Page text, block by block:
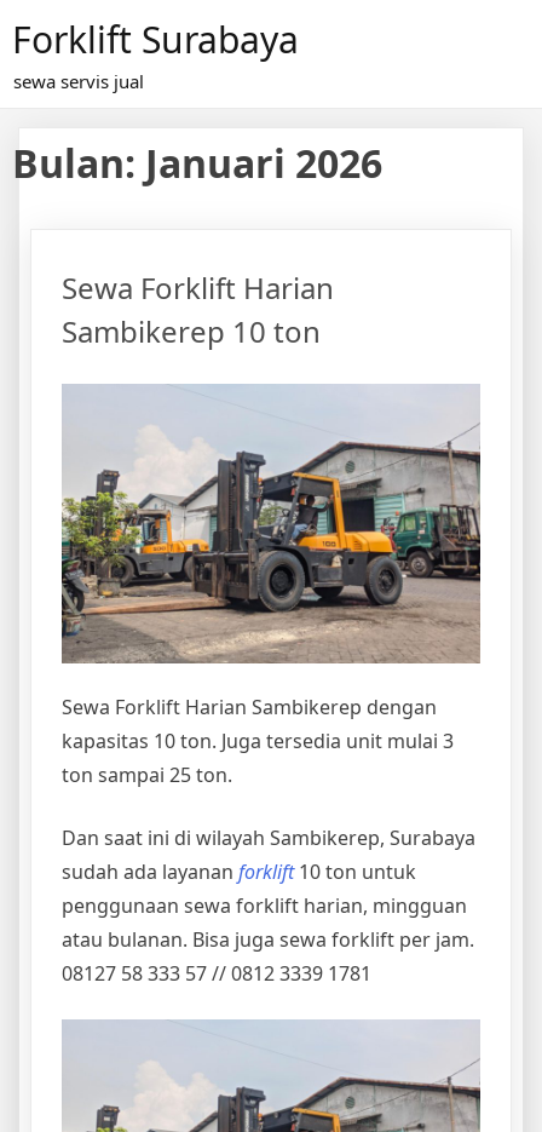
Forklift Surabaya
sewa servis jual
Bulan: Januari 2026
Sewa Forklift Harian
Sambikerep 10 ton
Sewa Forklift Harian Sambikerep dengan
kapasitas 10 ton. Juga tersedia unit mulai 3
ton sampai 25 ton.
Dan saat ini di wilayah Sambikerep, Surabaya
sudah ada layanan forklift10 ton untuk
penggunaan sewa forklift harian, mingguan
atau bulanan. Bisa juga sewa forklift per jam.
08127 58 333 57 // 0812 3339 1781